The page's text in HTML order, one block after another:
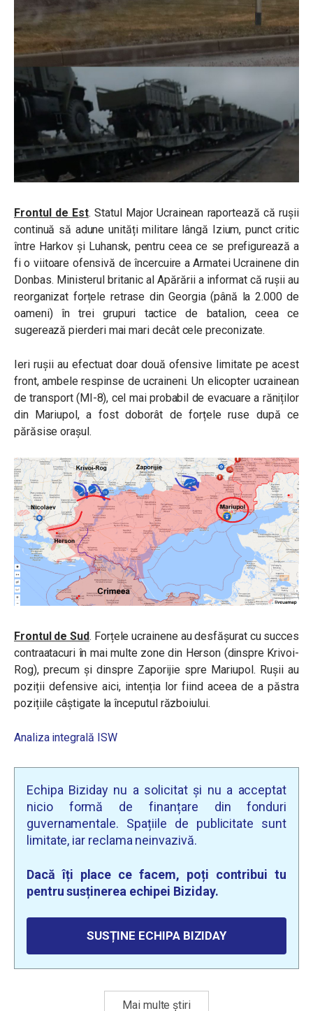
Frontul de Est. Statul Major Ucrainean raportează că rușii
continuă să adune unități militare lângă Izium, punct critic
între Harkov și Luhansk, pentru ceea ce se prefigurează a
fi o viitoare ofensivă de încercuire a Armatei Ucrainene din
Donbas. Ministerul britanic al Apărării a informat că rușii au
reorganizat forțele retrase din Georgia (până la 2.000 de
oameni) în trei grupuri tactice de batalion, ceea ce
sugerează pierderi mai mari decât cele preconizate.
Ieri rușii au efectuat doar două ofensive limitate pe acest
front, ambele respinse de ucraineni. Un elicopter ucrainean
de transport (MI-8), cel mai probabil de evacuare a răniților
din Mariupol, a fost doborât de forțele ruse după ce
părăsise orașul.
Frontul de Sud. Forțele ucrainene au desfășurat cu succes
contraatacuri în mai multe zone din Herson (dinspre Krivoi-
Rog), precum și dinspre Zaporijie spre Mariupol. Rușii au
poziții defensive aici, intenția lor fiind aceea de a păstra
pozițiile câștigate la începutul războiului.
Analiza integrală ISW
Echipa Biziday nu a solicitat și nu a acceptat
nicio formă de finanțare din fonduri
guvernamentale. Spațiile de publicitate sunt
limitate, iar reclama neinvazivă.
Dacă îți place ce facem, poți contribui tu
pentru susținerea echipei Biziday.
SUSȚINE ECHIPA BIZIDAY
Mai multe știri